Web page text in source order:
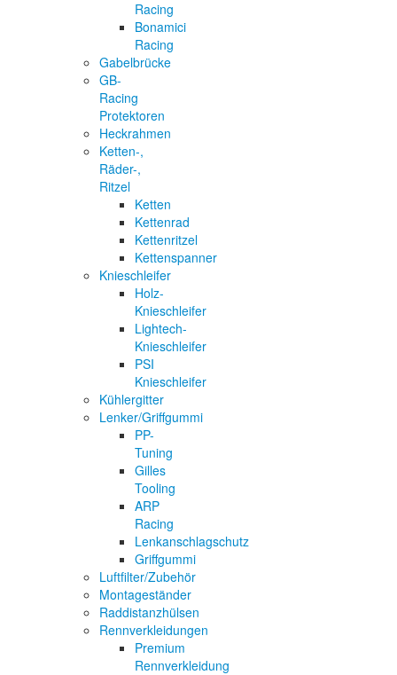
Racing
Bonamici
Racing
Gabelbrücke
GB-
Racing
Protektoren
Heckrahmen
Ketten-,
Räder-,
Ritzel
Ketten
Kettenrad
Kettenritzel
Kettenspanner
Knieschleifer
Holz-
Knieschleifer
Lightech-
Knieschleifer
PSI
Knieschleifer
Kühlergitter
Lenker/Griffgummi
PP-
Tuning
Gilles
Tooling
ARP
Racing
Lenkanschlagschutz
Griffgummi
Luftfilter/Zubehör
Montageständer
Raddistanzhülsen
Rennverkleidungen
Premium
Rennverkleidung